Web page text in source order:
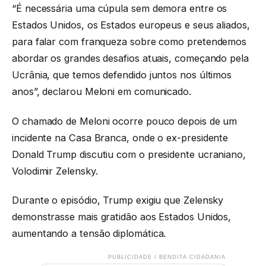
“É necessária uma cúpula sem demora entre os
Estados Unidos, os Estados europeus e seus aliados,
para falar com franqueza sobre como pretendemos
abordar os grandes desafios atuais, começando pela
Ucrânia, que temos defendido juntos nos últimos
anos”, declarou Meloni em comunicado.
O chamado de Meloni ocorre pouco depois de um
incidente na Casa Branca, onde o ex-presidente
Donald Trump discutiu com o presidente ucraniano,
Volodimir Zelensky.
Durante o episódio, Trump exigiu que Zelensky
demonstrasse mais gratidão aos Estados Unidos,
aumentando a tensão diplomática.
PUBLICIDADE / BENDITA CIDADANIA